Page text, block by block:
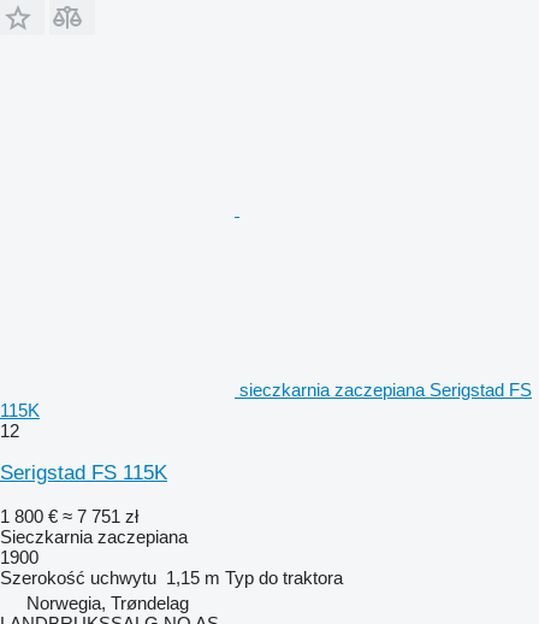
sieczkarnia zaczepiana Serigstad FS
115K
12
Serigstad FS 115K
1 800 € ≈ 7 751 zł
Sieczkarnia zaczepiana
1900
Szerokość uchwytu 1,15 m Typ do traktora
Norwegia, Trøndelag